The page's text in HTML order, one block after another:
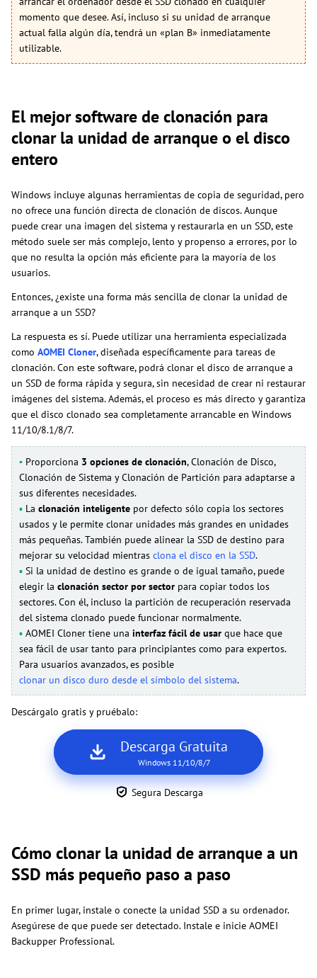
momento que desee. Así, incluso si su unidad de arranque
actual falla algún día, tendrá un «plan B» inmediatamente
utilizable.
El mejor software de clonación para
clonar la unidad de arranque o el disco
entero
Windows incluye algunas herramientas de copia de seguridad, pero
no ofrece una función directa de clonación de discos. Aunque
puede crear una imagen del sistema y restaurarla en un SSD, este
método suele ser más complejo, lento y propenso a errores, por lo
que no resulta la opción más eficiente para la mayoría de los
usuarios.
Entonces, ¿existe una forma más sencilla de clonar la unidad de
arranque a un SSD?
La respuesta es sí. Puede utilizar una herramienta especializada
como AOMEI Cloner, diseñada específicamente para tareas de
clonación. Con este software, podrá clonar el disco de arranque a
un SSD de forma rápida y segura, sin necesidad de crear ni restaurar
imágenes del sistema. Además, el proceso es más directo y garantiza
que el disco clonado sea completamente arrancable en Windows
11/10/8.1/8/7.
▪ Proporciona 3 opciones de clonación, Clonación de Disco,
Clonación de Sistema y Clonación de Partición para adaptarse a
sus diferentes necesidades.
▪ La clonación inteligente por defecto sólo copia los sectores
usados y le permite clonar unidades más grandes en unidades
más pequeñas. También puede alinear la SSD de destino para
mejorar su velocidad mientras clona el disco en la SSD.
▪ Si la unidad de destino es grande o de igual tamaño, puede
elegir la clonación sector por sector para copiar todos los
sectores. Con él, incluso la partición de recuperación reservada
del sistema clonado puede funcionar normalmente.
▪ AOMEI Cloner tiene una interfaz fácil de usar que hace que
sea fácil de usar tanto para principiantes como para expertos.
Para usuarios avanzados, es posible
clonar un disco duro desde el símbolo del sistema.
Descárgalo gratis y pruébalo:
Descarga Gratuita
Windows 11/10/8/7
Segura Descarga
Cómo clonar la unidad de arranque a un
SSD más pequeño paso a paso
En primer lugar, instale o conecte la unidad SSD a su ordenador.
Asegúrese de que puede ser detectado. Instale e inicie AOMEI
Backupper Professional.